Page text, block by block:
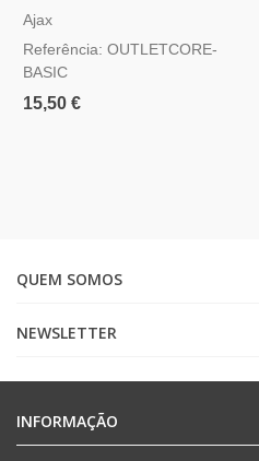
Ajax
Ajax
Referência: OUTLETCORE-
BASIC
15,50 €
QUEM SOMOS
NEWSLETTER
INFORMAÇÃO